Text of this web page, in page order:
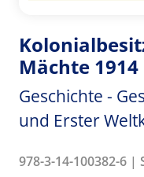
Mächte
Geschichte -
und Erster
978-3-14-100382-6 |